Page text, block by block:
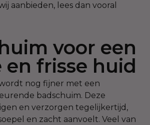
aanbieden, lees dan vooral
voor een
en frisse huid
nog fijner met een
badschuim. Deze
en verzorgen tegelijkertijd,
en zacht aanvoelt. Veel van